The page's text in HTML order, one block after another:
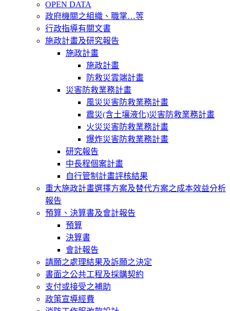
OPEN DATA
政府機關之組織、職掌…等
行政指導有關文書
施政計畫及研究報告
施政計畫
施政計畫
防救災雲端計畫
災害防救業務計畫
風災災害防救業務計畫
震災(含土壤液化)災害防救業務計畫
火災災害防救業務計畫
爆炸災害防救業務計畫
研究報告
中長程個案計畫
自行管制計畫評核結果
重大施政計畫選擇方案及替代方案之成本效益分析
報告
預算、決算書及會計報告
預算
決算書
會計報告
請願之處理結果及訴願之決定
書面之公共工程及採購契約
支付或接受之補助
政策宣導經費